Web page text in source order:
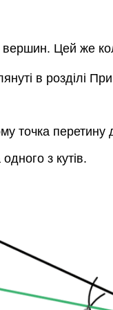
вершин. Цей же
в розділі
точка перетину
з кутів.